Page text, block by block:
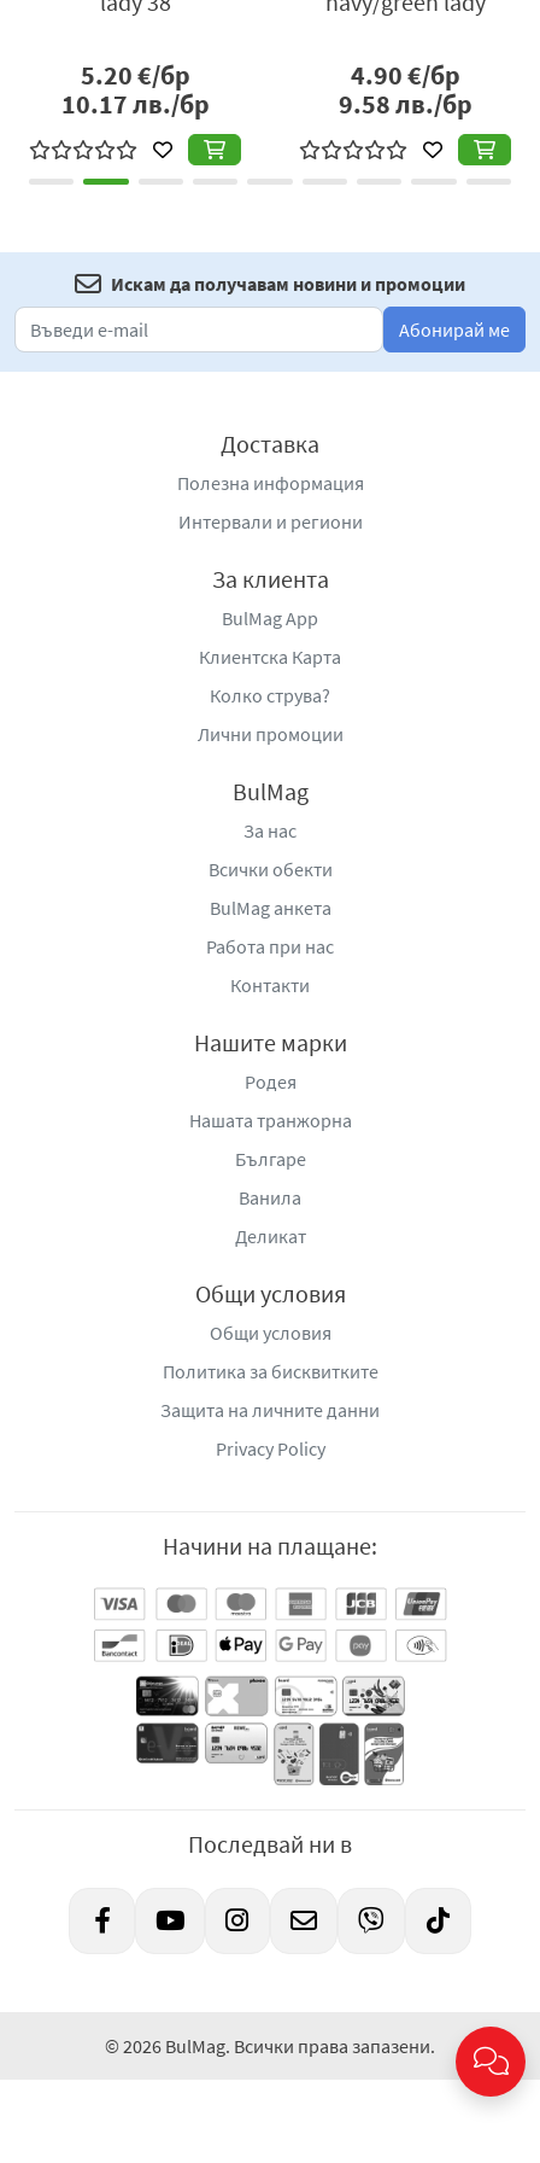
5.20€/бр
10.17лв./бр
4.90€/бр
9.58лв./бр
Искам да получавам новини и промоции
Абонирай ме
Доставка
Полезна информация
Интервали и региони
За клиента
BulMag App
Клиентска Карта
Колко струва?
Лични промоции
BulMag
За нас
Всички обекти
BulMag анкета
Работа при нас
Контакти
Нашите марки
Родея
Нашата транжорна
Българе
Ванила
Деликат
Общи условия
Общи условия
Политика за бисквитките
Защита на личните данни
Privacy Policy
Начини на плащане:
Последвай ни в
© 2026 BulMag. Всички права запазени.